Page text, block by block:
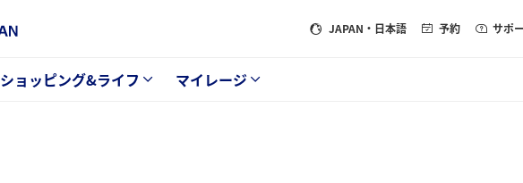
JAPAN ・日本語 予約 サポ
ショッピング&ライフ マイレージ